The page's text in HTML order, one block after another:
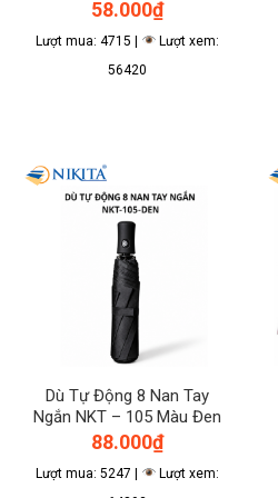
58.000₫
Lượt mua: 4715 |
Lượt xem:
56420
Dù Tự Động 8 Nan Tay
Ngắn NKT – 105 Màu Đen
88.000₫
Lượt mua: 5247 |
Lượt xem: